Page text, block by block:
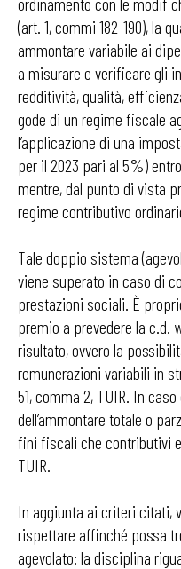
(art. 1, commi 182-190), la
ammontare variabile ai
a misurare e verificare gli
redditività, qualità,
gode di un regime fiscale
l’applicazione di una
per il 2023 pari al 5%)
mentre, dal punto di vista
regime contributivo
Tale doppio sistema
viene superato in caso di
prestazioni sociali. È
premio a prevedere la c.d.
risultato, ovvero la
remunerazioni variabili in
51, comma 2, TUIR. In
dell’ammontare totale o
fini fiscali che contributivi
TUIR.
In aggiunta ai criteri citati,
rispettare affinché possa
agevolato: la disciplina